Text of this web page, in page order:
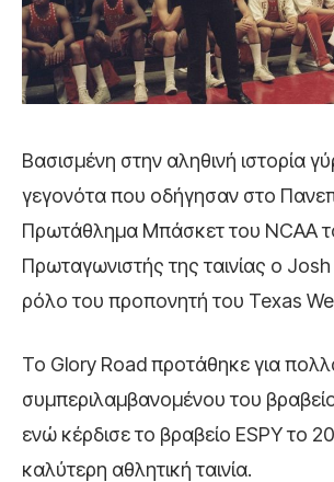
Βασισμένη στην αληθινή ιστορία
γεγονότα που οδήγησαν στο
Πρωτάθλημα Μπάσκετ του NCAA
Πρωταγωνιστής της ταινίας ο
ρόλο του προπονητή του Texas
Το Glory Road προτάθηκε για
συμπεριλαμβανομένου του
ενώ κέρδισε το βραβείο ESPY το
καλύτερη αθλητική ταινία.